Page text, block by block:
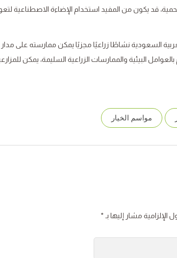
قد يكون من المفيد استخدام الإضاءة
السعودية نشاطًا زراعيًا مجزيًا يمكن ممارسته على
بالعوامل البيئية والممارسات الزراعية السليمة، يمكن
مواسم الخيار
الإلزامية مشار إليها بـ *